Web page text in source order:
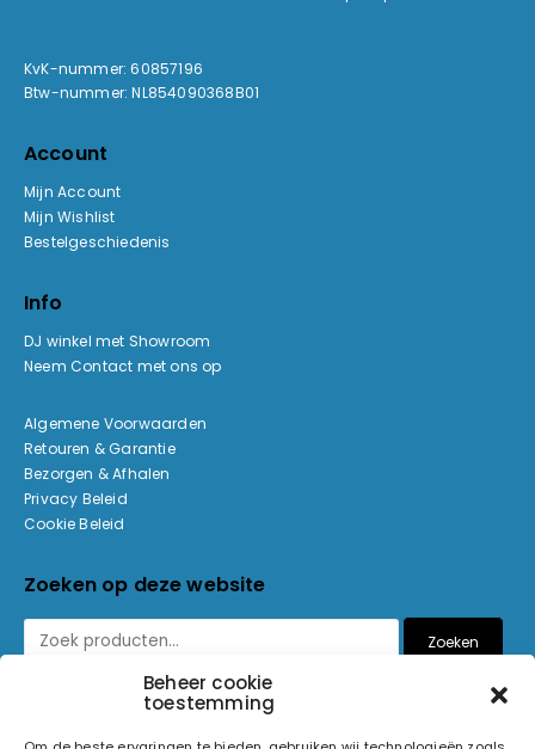
Beheer cookie
toestemming
KvK-nummer: 60857196
Btw-nummer: NL854090368B01
Account
Mijn Account
Mijn Wishlist
Bestelgeschiedenis
Info
DJ winkel met Showroom
Neem Contact met ons op
Algemene Voorwaarden
Retouren & Garantie
Bezorgen & Afhalen
Privacy Beleid
Cookie Beleid
Zoeken op deze website
Zoeken